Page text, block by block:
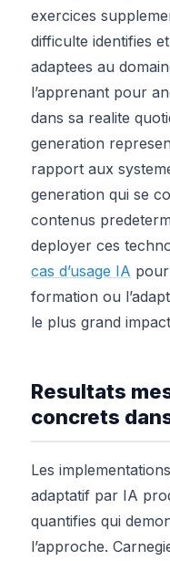
exercices
difficulte identifies
adaptees au
l’apprenant pour
dans sa realite
generation
rapport aux
generation qui se
contenus
deployer ces
cas d’usage IA
formation ou
le plus grand
Resultats
concrets
Les
adaptatif par IA
quantifies qui
l’approche.